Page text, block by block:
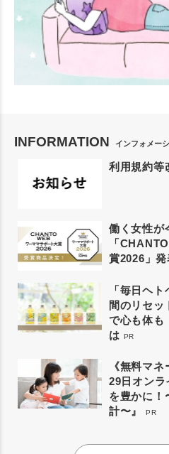
INFORMATION インフォメー
利用規約等
働く女性が
「
賞2026」発
「毎日ヘ
間のリセッ
で心も体も
は PR
《無料マ
29日オンラ
を豊かに！
計〜』
PR